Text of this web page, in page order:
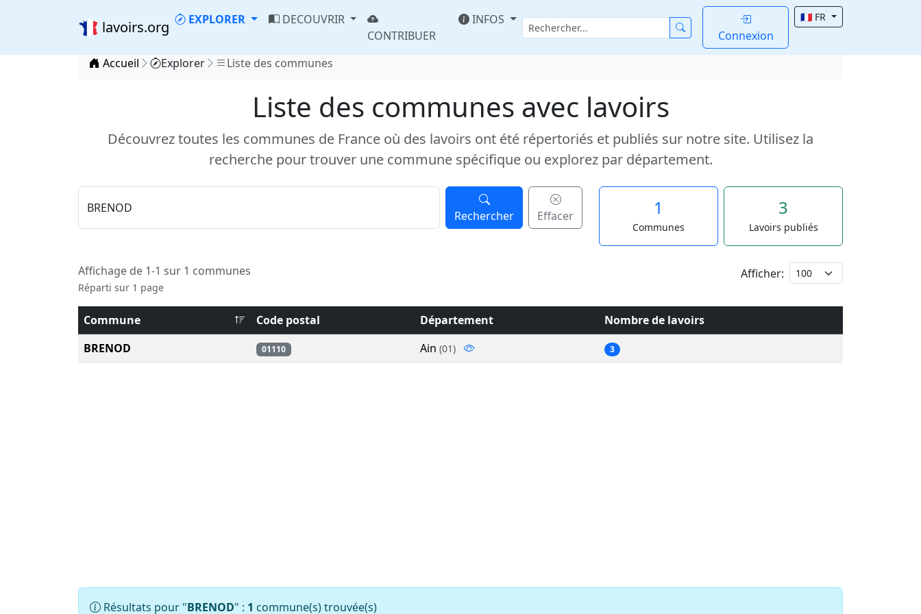
lavoirs.org EXPLORER
DECOUVRIR
CONTRIBUER
INFOS
Connexion
🇫🇷 FR
Accueil Explorer Liste des communes
Liste des communes avec lavoirs
Découvrez toutes les communes de France où des lavoirs ont été répertoriés et publiés sur notre site. Utilisez la
recherche pour trouver une commune spécifique ou explorez par département.
Rechercher Effacer 1
Communes
3
Lavoirs publiés
Affichage de 1-1 sur 1 communes
Réparti sur 1 page
Afficher:
Commune Code postal Département
Nombre de lavoirs
BRENOD
01110 Ain (01) 3
Résultats pour "BRENOD" : 1 commune(s) trouvée(s)